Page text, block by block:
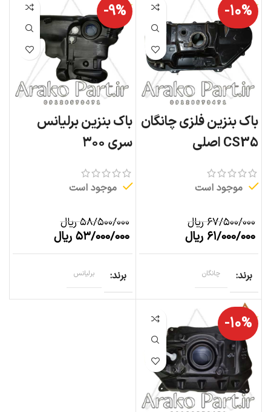
-۱۰%
باک بنزین فلزی چانگان
CS35 اصلی
موجود است
۶۷/۵۰۰/۰۰۰ریال
۶۱/۰۰۰/۰۰۰ ریال
برند چانگان
-۹%
باک بنزین برلیانس
سری ۳۰۰
موجود است
۵۸/۵۰۰/۰۰۰ریال
۵۳/۰۰۰/۰۰۰ ریال
برند برلیانس
-۱۰%